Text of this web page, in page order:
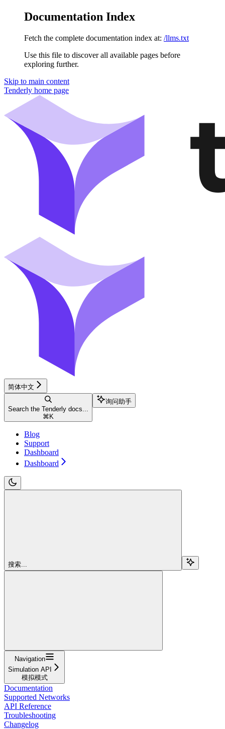
Documentation Index
Fetch the complete documentation index at: /llms.txt
Use this file to discover all available pages before
exploring further.
Skip to main content
Tenderly home page
简体中文
Search the Tenderly docs...
⌘ K
询问助手
Blog
Support
Dashboard
Dashboard
搜索...
Navigation
Simulation API
模拟模式
Documentation
Supported Networks
API Reference
Troubleshooting
Changelog